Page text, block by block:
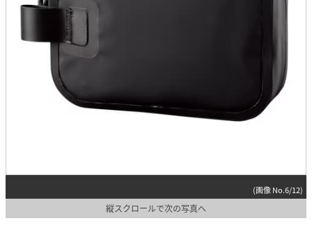
(画像 No.6/12)
縦スクロールで次の写真へ